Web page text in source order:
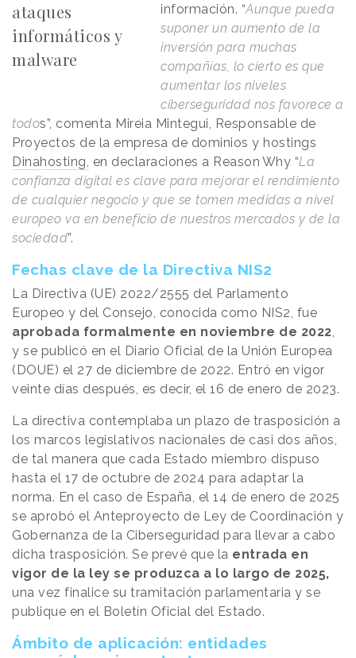
ataques
informáticos y
malware
información. “Aunque pueda
suponer un aumento de la
inversión para muchas
compañías, lo cierto es que
aumentar los niveles
ciberseguridad nos favorece a
todos”, comenta Mireia Mintegui, Responsable de
Proyectos de la empresa de dominios y hostings
Dinahosting, en declaraciones a Reason Why “La
confianza digital es clave para mejorar el rendimiento
de cualquier negocio y que se tomen medidas a nivel
europeo va en beneficio de nuestros mercados y de la
sociedad”.
Fechas clave de la Directiva NIS2
La Directiva (UE) 2022/2555 del Parlamento
Europeo y del Consejo, conocida como NIS2, fue
aprobada formalmente en noviembre de 2022,
y se publicó en el Diario Oficial de la Unión Europea
(DOUE) el 27 de diciembre de 2022. Entró en vigor
veinte días después, es decir, el 16 de enero de 2023.
La directiva contemplaba un plazo de trasposición a
los marcos legislativos nacionales de casi dos años,
de tal manera que cada Estado miembro dispuso
hasta el 17 de octubre de 2024 para adaptar la
norma. En el caso de España, el 14 de enero de 2025
se aprobó el Anteproyecto de Ley de Coordinación y
Gobernanza de la Ciberseguridad para llevar a cabo
dicha trasposición. Se prevé que la entrada en
vigor de la ley se produzca a lo largo de 2025,
una vez finalice su tramitación parlamentaria y se
publique en el Boletín Oficial del Estado.
Ámbito de aplicación: entidades